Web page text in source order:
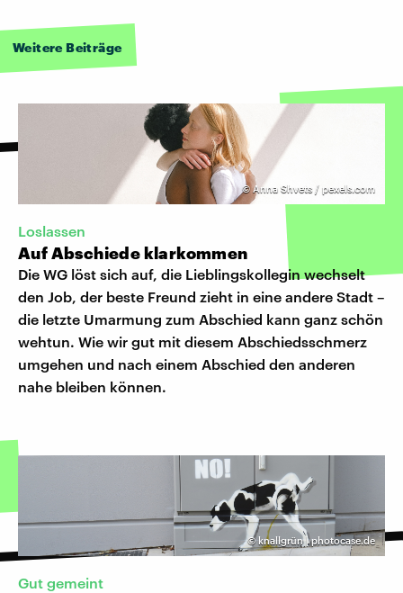
Weitere Beiträge
© Anna Shvets / pexels.com
Loslassen
Auf Abschiede klarkommen
Die WG löst sich auf, die Lieblingskollegin wechselt
den Job, der beste Freund zieht in eine andere Stadt –
die letzte Umarmung zum Abschied kann ganz schön
wehtun. Wie wir gut mit diesem Abschiedsschmerz
umgehen und nach einem Abschied den anderen
nahe bleiben können.
©knallgrün | photocase.de
Gut gemeint